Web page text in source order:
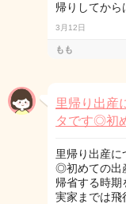
帰りしてから
3月12日
もも
里帰り出産
タです◎初
里帰り出産に
◎初めての出
帰省する時
実家までは飛